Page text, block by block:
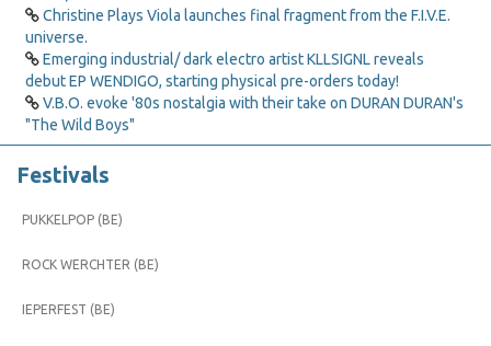
Christine Plays Viola launches final fragment from the F.I.V.E.
universe.
Emerging industrial/ dark electro artist KLLSIGNL reveals
debut EP WENDIGO, starting physical pre-orders today!
V.B.O. evoke '80s nostalgia with their take on DURAN DURAN's
"The Wild Boys"
Festivals
PUKKELPOP (BE)
ROCK WERCHTER (BE)
IEPERFEST (BE)